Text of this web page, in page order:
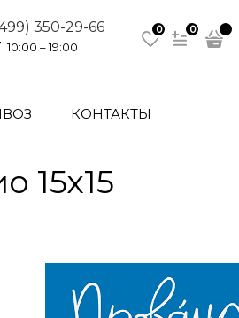
350-29-66
10:00 – 19:00
0 0
КОНТАКТЫ
15х15